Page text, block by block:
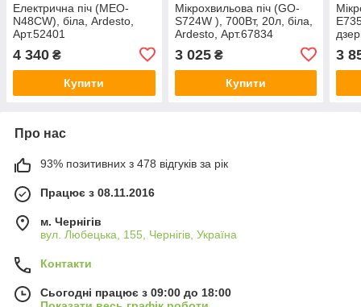
Електрична піч (MEO-
N48CW), біла, Ardesto,
Арт.52401
4 340 ₴
Купити
Мікрохвильова піч (GO-
S724W ), 700Вт, 20л, біла,
Ardesto, Арт.67834
3 025₴
Купити
3
Про нас
93% позитивних з 478 відгуків за рік
Працює з 08.11.2016
м. Чернігів
вул. Любецька, 155, Чернігів, Україна
Контакти
Сьогодні працює з 09:00 до 18:00